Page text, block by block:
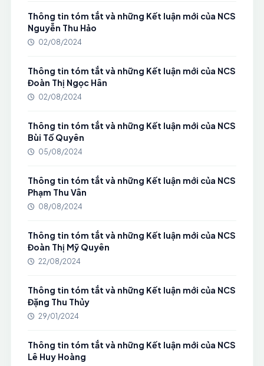
Thông tin tóm tắt và những Kết luận mới của NCS
Nguyễn Thu Hảo
02/08/2024
Thông tin tóm tắt và những Kết luận mới của NCS
Đoàn Thị Ngọc Hân
02/08/2024
Thông tin tóm tắt và những Kết luận mới của NCS
Bùi Tố Quyên
05/08/2024
Thông tin tóm tắt và những Kết luận mới của NCS
Phạm Thu Vân
08/08/2024
Thông tin tóm tắt và những Kết luận mới của NCS
Đoàn Thị Mỹ Quyên
22/08/2024
Thông tin tóm tắt và những Kết luận mới của NCS
Đặng Thu Thủy
29/01/2024
Thông tin tóm tắt và những Kết luận mới của NCS
Lê Huy Hoàng